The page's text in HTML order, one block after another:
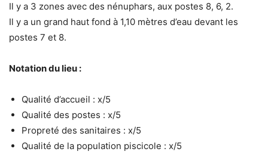
Il y a 3 zones avec des nénuphars, aux postes 8, 6, 2.
Il y a un grand haut fond à 1,10 mètres d’eau devant les
postes 7 et 8.
Notation du lieu :
Qualité d’accueil : x/5
Qualité des postes : x/5
Propreté des sanitaires : x/5
Qualité de la population piscicole : x/5